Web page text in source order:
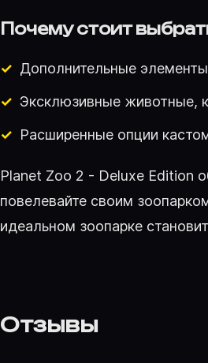
Почему стоит
Дополнительные
Эксклюзивные животные,
Расширенные опции
Planet Zoo 2 - Deluxe Edition
повелевайте своим
идеальном зоопарке
Отзывы